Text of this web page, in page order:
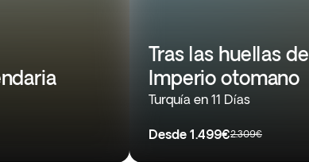
Tras las huellas del
Imperio otomano
Turquía en 11 Días
Desde 1.499€2.309€